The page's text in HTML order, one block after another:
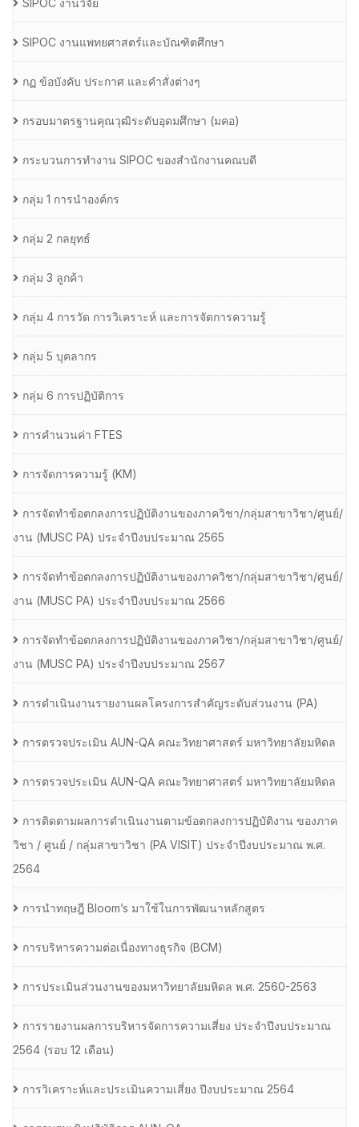
SIPOC งานแพทยศาสตร์และบัณฑิตศึกษา
กฏ ข้อบังคับ ประกาศ และคำสั่งต่างๆ
กรอบมาตรฐานคุณวุฒิระดับอุดมศึกษา (มคอ)
กระบวนการทำงาน SIPOC ของสำนักงานคณบดี
กลุ่ม 1 การนำองค์กร
กลุ่ม 2 กลยุทธ์
กลุ่ม 3 ลูกค้า
กลุ่ม 4 การวัด การวิเคราะห์ และการจัดการความรู้
กลุ่ม 5 บุคลากร
กลุ่ม 6 การปฏิบัติการ
การคำนวนค่า FTES
การจัดการความรู้ (KM)
การจัดทำข้อตกลงการปฏิบัติงานของภาควิชา/กลุ่มสาขาวิชา/ศูนย์/
งาน (MUSC PA) ประจำปีงบประมาณ 2565
การจัดทำข้อตกลงการปฏิบัติงานของภาควิชา/กลุ่มสาขาวิชา/ศูนย์/
งาน (MUSC PA) ประจำปีงบประมาณ 2566
การจัดทำข้อตกลงการปฏิบัติงานของภาควิชา/กลุ่มสาขาวิชา/ศูนย์/
งาน (MUSC PA) ประจำปีงบประมาณ 2567
การดำเนินงานรายงานผลโครงการสำคัญระดับส่วนงาน (PA)
การตรวจประเมิน AUN-QA คณะวิทยาศาสตร์ มหาวิทยาลัยมหิดล
การตรวจประเมิน AUN-QA คณะวิทยาศาสตร์ มหาวิทยาลัยมหิดล
การติดตามผลการดำเนินงานตามข้อตกลงการปฏิบัติงาน ของภาค
วิชา / ศูนย์ / กลุ่มสาขาวิชา (PA VISIT) ประจำปีงบประมาณ พ.ศ.​
2564
การนำทฤษฎี Bloom’s มาใช้ในการพัฒนาหลักสูตร
การบริหารความต่อเนื่องทางธุรกิจ (BCM)
การประเมินส่วนงานของมหาวิทยาลัยมหิดล พ.ศ. 2560-2563
การรายงานผลการบริหารจัดการความเสี่ยง ประจำปีงบประมาณ
2564 (รอบ 12 เดือน)
การวิเคราะห์และประเมินความเสี่ยง ปีงบประมาณ 2564